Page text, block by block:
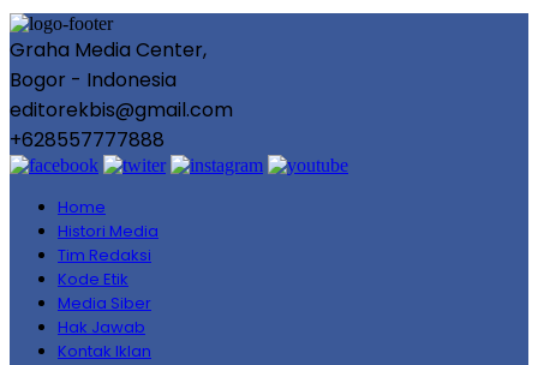
Graha Media Center,
Bogor - Indonesia
editorekbis@gmail.com
+628557777888
Home
Histori Media
Tim Redaksi
Kode Etik
Media Siber
Hak Jawab
Kontak Iklan